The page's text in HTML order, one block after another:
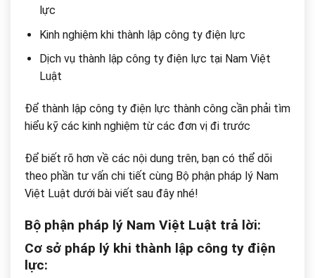
lực
Kinh nghiệm khi thành lập công ty điện lực
Dịch vụ thành lập công ty điện lực tại Nam Việt
Luật
Để thành lập công ty điện lực thành công cần phải tìm
hiểu kỹ các kinh nghiệm từ các đơn vị đi trước
Để biết rõ hơn về các nội dung trên, bạn có thể dõi
theo phần tư vấn chi tiết cùng Bộ phận pháp lý Nam
Việt Luật dưới bài viết sau đây nhé!
Bộ phận pháp lý Nam Việt Luật trả lời:
Cơ sở pháp lý khi thành lập công ty điện
lực: